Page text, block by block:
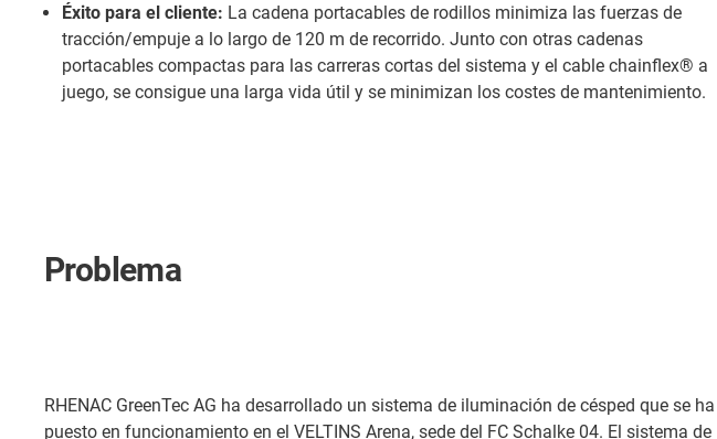
Éxito para el cliente: La cadena portacables de rodillos minimiza las fuerzas de
tracción/empuje a lo largo de 120 m de recorrido. Junto con otras cadenas
portacables compactas para las carreras cortas del sistema y el cable chainflex® a
juego, se consigue una larga vida útil y se minimizan los costes de mantenimiento.
Problema
RHENAC GreenTec AG ha desarrollado un sistema de iluminación de césped que se ha
puesto en funcionamiento en el VELTINS Arena, sede del FC Schalke 04. El sistema de